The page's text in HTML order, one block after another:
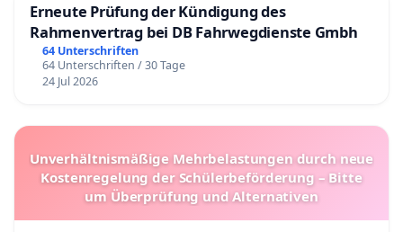
Erneute Prüfung der Kündigung des
Rahmenvertrag bei DB Fahrwegdienste Gmbh
64 Unterschriften
64 Unterschriften / 30 Tage
24 Jul 2026
Unverhältnismäßige Mehrbelastungen durch neue
Kostenregelung der Schülerbeförderung – Bitte
um Überprüfung und Alternativen